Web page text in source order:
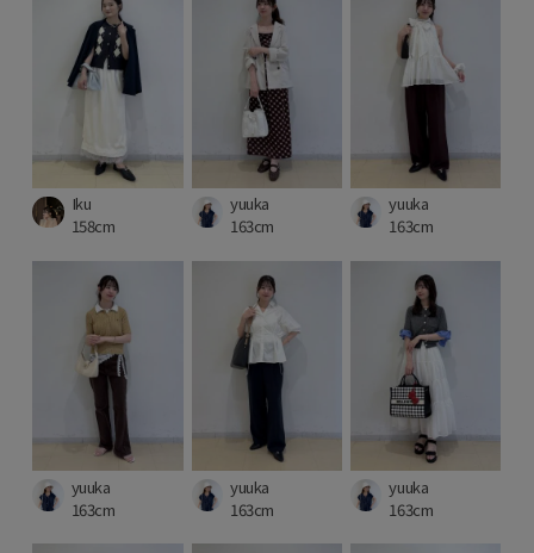
Iku
158cm
yuuka
163cm
yuuka
163cm
yuuka
163cm
yuuka
163cm
yuuka
163cm